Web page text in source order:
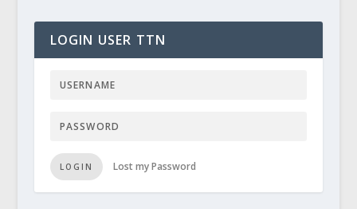
LOGIN USER TTN
LOGIN Lost my Password